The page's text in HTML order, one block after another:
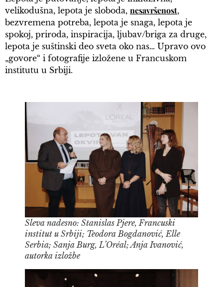
velikodušna, lepota je sloboda, nesavršenost,
bezvremena potreba, lepota je snaga, lepota je
spokoj, priroda, inspiracija, ljubav/briga za druge,
lepota je suštinski deo sveta oko nas… Upravo ovo
„govore“ i fotografije izložene u Francuskom
institutu u Srbiji.
Sleva nadesno: Stanislas Pjere, Francuski
institut u Srbiji; Teodora Bogdanović, Elle
Serbia; Sanja Burg, L’Oréal; Anja Ivanović,
autorka izložbe